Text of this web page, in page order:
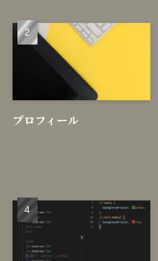
【ファイルを作ろう】
ついて
プロフィール